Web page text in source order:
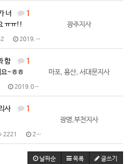
1
너
ㅠㅠ!!
2019.03.07
광주지사
1
함
~ㅎㅎ
2019.03.06
마포, 용산, 서대문지사
1
사
2221 2019.03.05
광명,부천지사
날짜순 목록 글쓰기